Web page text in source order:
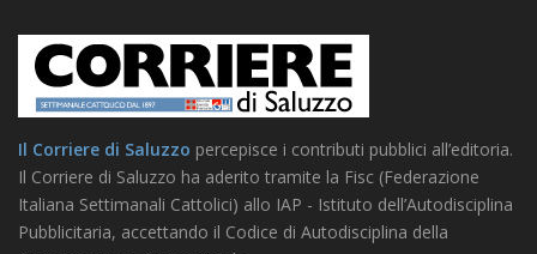
Il Corriere di Saluzzo percepisce i contributi pubblici all’editoria.
Il Corriere di Saluzzo ha aderito tramite la Fisc (Federazione
Italiana Settimanali Cattolici) allo IAP - Istituto dell’Autodisciplina
Pubblicitaria, accettando il Codice di Autodisciplina della